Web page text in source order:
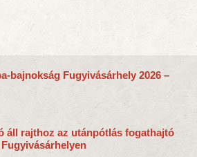
bajnokság Fugyivásárhely 2026 –
áll rajthoz az utánpótlás fogathajtó